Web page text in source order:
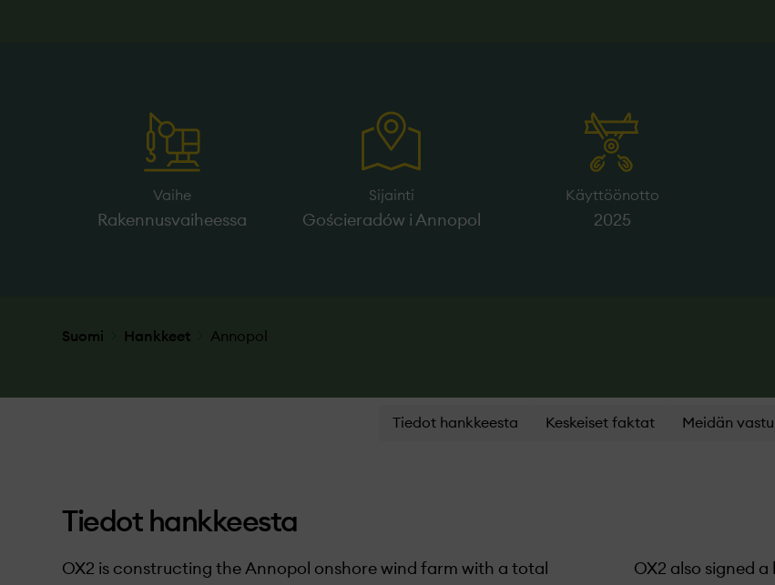
Vaihe
Rakennusvaiheessa
Sijainti
Gościeradów i Annopol
Käyttöönotto
2025
Suomi Hankkeet Annopol
Tiedot hankkeesta Keskeiset faktat Meidän
Tiedot hankkeesta
OX2 is constructing the Annopol onshore wind farm with a total
OX2 also signed